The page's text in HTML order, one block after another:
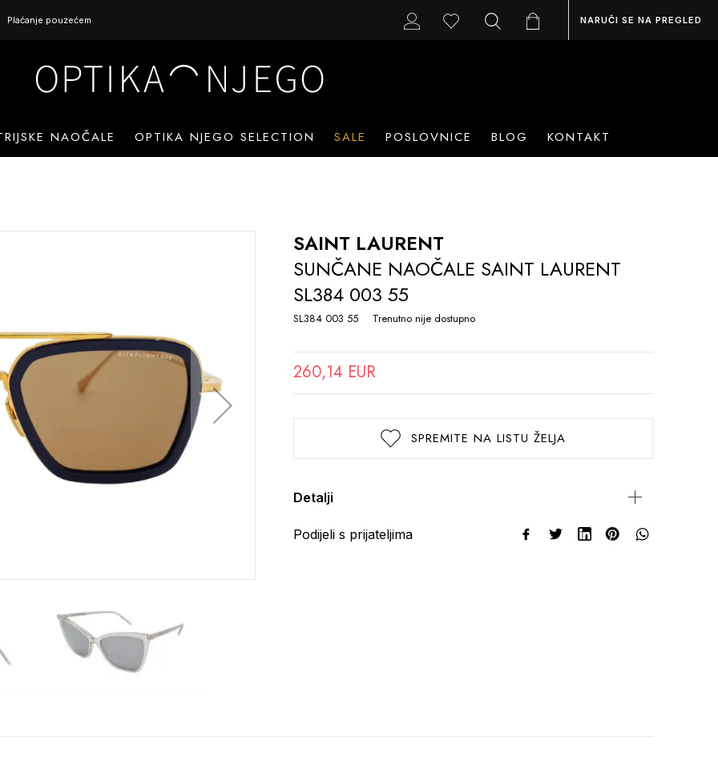
Plaćanje pouzećem NARUČI SE NA PREGLED
NAOČALE OPTIKA NJEGO SELECTION SALE POSLOVNICE BLOG KONTAKT
SAINT LAURENT
SUNČANE NAOČALE SAINT LAURENT
SL384 003 55
SL384 003 55 Trenutno nije dostupno
260,14 EUR
SPREMITE NA LISTU ŽELJA
Detalji
Podijeli s prijateljima